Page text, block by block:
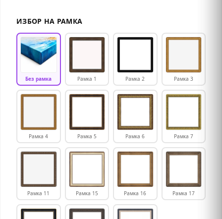
ИЗБОР НА РАМКА
Без рамка Рамка 1 Рамка 2 Рамка 3
Рамка 4 Рамка 5 Рамка 6 Рамка 7
Рамка 11 Рамка 15 Рамка 16 Рамка 17